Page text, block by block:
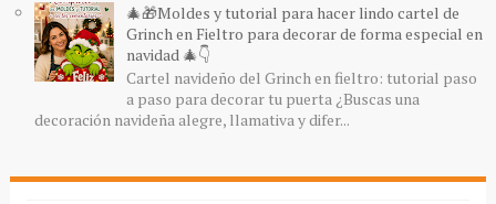
🎄🎁Moldes y tutorial para hacer lindo cartel de
Grinch en Fieltro para decorar de forma especial en
navidad 🎄👇
Cartel navideño del Grinch en fieltro: tutorial paso
a paso para decorar tu puerta ¿Buscas una
decoración navideña alegre, llamativa y difer...